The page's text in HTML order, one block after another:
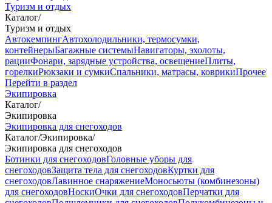
Туризм и отдых
Каталог/
Туризм и отдых
АвтокемпингАвтохолодильники, термосумки,
контейнерыБагажные системыНавигаторы, эхолоты,
рацииФонари, зарядные устройства, освещениеПлиты,
горелкиРюкзаки и сумкиСпальники, матрасы, коврикиПрочее
Перейти в раздел
Экипировка
Каталог/
Экипировка
Экипировка для снегоходов
Каталог/Экипировка/
Экипировка для снегоходов
Ботинки для снегоходовГоловные уборы для
снегоходовЗащита тела для снегоходовКуртки для
снегоходовЛавинное снаряжениеМоносьюты (комбинезоны)
для снегоходовНоскиОчки для снегоходовПерчатки для